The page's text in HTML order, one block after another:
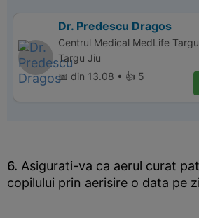
Dr. Predescu Dragos
Centrul Medical MedLife
Targu Jiu
📅 din 13.08 • 👍 5
6. Asigurati-va ca aerul curat
copilului prin aerisire o data pe